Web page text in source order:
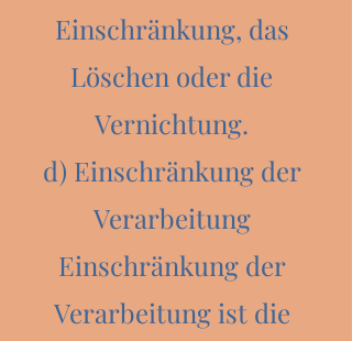
Einschränkung, das
Löschen oder die
Vernichtung.
d) Einschränkung der
Verarbeitung
Einschränkung der
Verarbeitung ist die